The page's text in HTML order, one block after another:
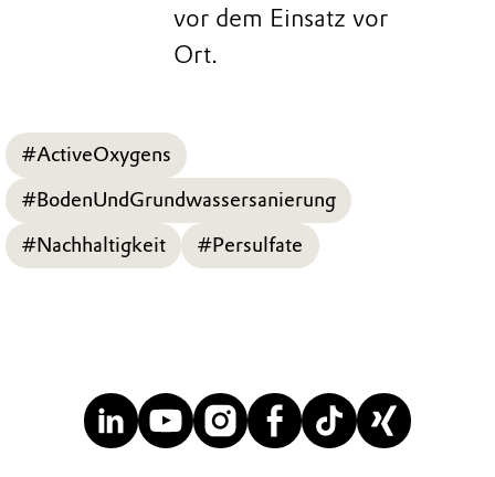
vor dem Einsatz vor
Ort.
#ActiveOxygens
#BodenUndGrundwassersanierung
#Nachhaltigkeit
#Persulfate